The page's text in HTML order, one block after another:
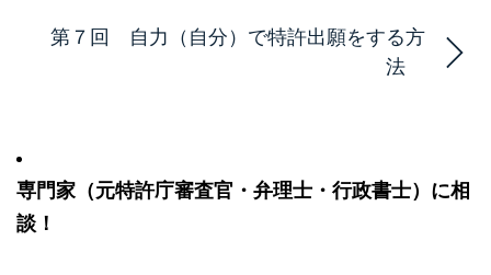
第７回 自力（自分）で特許出願をする方
法
専門家（元特許庁審査官・弁理士・行政書士）に相
談！